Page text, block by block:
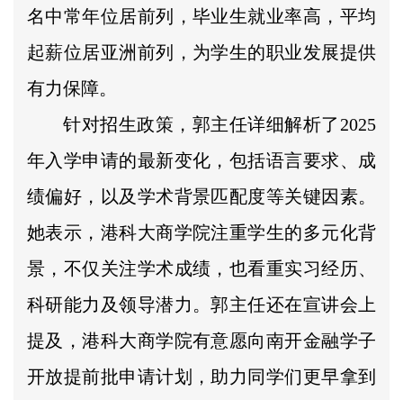
名中常年位居前列，毕业生就业率高，平均
起薪位居亚洲前列，为学生的职业发展提供
有力保障。
针对招生政策，郭主任详细解析了2025
年入学申请的最新变化，包括语言要求、成
绩偏好，以及学术背景匹配度等关键因素。
她表示，港科大商学院注重学生的多元化背
景，不仅关注学术成绩，也看重实习经历、
科研能力及领导潜力。郭主任还在宣讲会上
提及，港科大商学院有意愿向南开金融学子
开放提前批申请计划，助力同学们更早拿到